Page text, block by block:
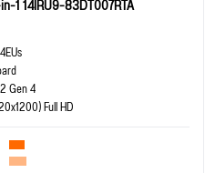
1 14IRU9-83DT007RTA
Gen 4
Full HD